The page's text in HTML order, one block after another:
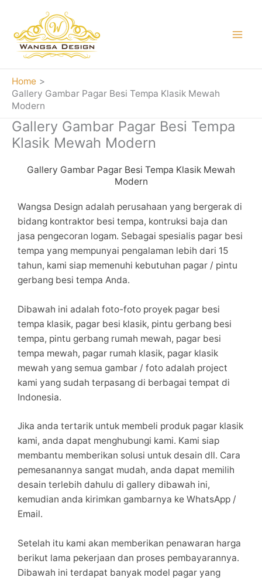
content
Home
Gallery Gambar Pagar Besi Tempa Klasik Mewah
Modern
Gallery Gambar Pagar Besi Tempa
Klasik Mewah Modern
Gallery Gambar Pagar Besi Tempa Klasik Mewah
Modern
Wangsa Design adalah perusahaan yang bergerak di
bidang kontraktor besi tempa, kontruksi baja dan
jasa pengecoran logam. Sebagai spesialis pagar besi
tempa yang mempunyai pengalaman lebih dari 15
tahun, kami siap memenuhi kebutuhan pagar / pintu
gerbang besi tempa Anda.
Dibawah ini adalah foto-foto proyek pagar besi
tempa klasik, pagar besi klasik, pintu gerbang besi
tempa, pintu gerbang rumah mewah, pagar besi
tempa mewah, pagar rumah klasik, pagar klasik
mewah yang semua gambar / foto adalah project
kami yang sudah terpasang di berbagai tempat di
Indonesia.
Jika anda tertarik untuk membeli produk pagar klasik
kami, anda dapat menghubungi kami. Kami siap
membantu memberikan solusi untuk desain dll. Cara
pemesanannya sangat mudah, anda dapat memilih
desain terlebih dahulu di gallery dibawah ini,
kemudian anda kirimkan gambarnya ke WhatsApp /
Email.
Setelah itu kami akan memberikan penawaran harga
berikut lama pekerjaan dan proses pembayarannya.
Dibawah ini terdapat banyak model pagar yang